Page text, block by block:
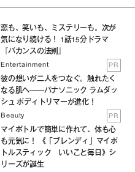
恋も、笑いも、ミステリーも。次が
気になり続ける！ 1話15分ドラマ
『バカンスの法則』
Entertainment PR
彼の想いが二人をつなぐ。触れたく
なる肌へ──パナソニック ラムダッ
シュ ボディトリマーが進化！
Beauty PR
マイボトルで簡単に作れて、体も心
も元気に！ 《「ブレンディ」マイボ
トルスティック いいこと毎日》シ
リーズが誕生